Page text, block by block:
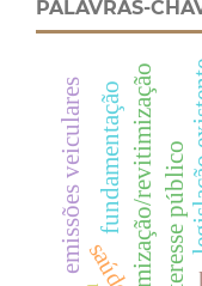
PALAVRAS-
interesse público
vitimização/revitimização
saúde
fundamentação
emissões veiculares